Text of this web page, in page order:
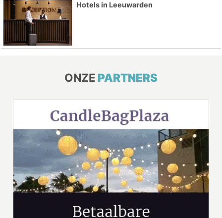
Hotels in Leeuwarden
ONZE PARTNERS